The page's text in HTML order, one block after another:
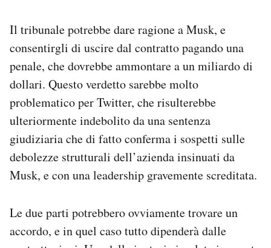
Il tribunale potrebbe dare ragione a Musk, e
consentirgli di uscire dal contratto pagando una
penale, che dovrebbe ammontare a un miliardo di
dollari. Questo verdetto sarebbe molto
problematico per Twitter, che risulterebbe
ulteriormente indebolito da una sentenza
giudiziaria che di fatto conferma i sospetti sulle
debolezze strutturali dell’azienda insinuati da
Musk, e con una leadership gravemente screditata.
Le due parti potrebbero ovviamente trovare un
accordo, e in quel caso tutto dipenderà dalle